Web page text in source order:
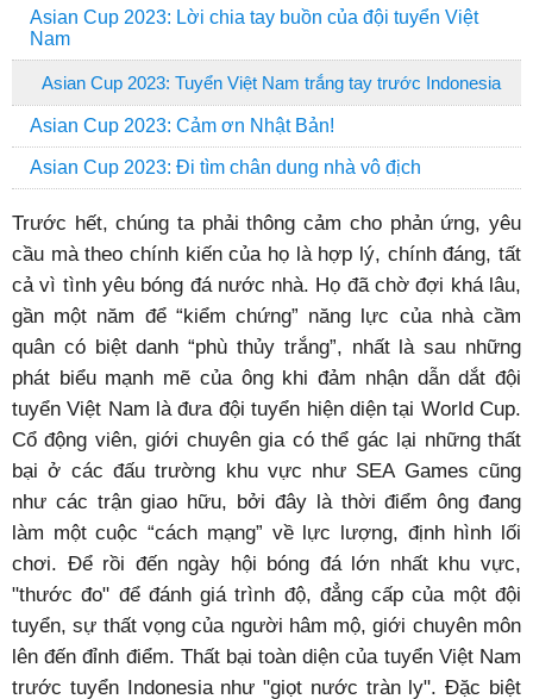
Asian Cup 2023: Lời chia tay buồn của đội tuyển Việt
Nam
Asian Cup 2023: Tuyển Việt Nam trắng tay trước Indonesia
Asian Cup 2023: Cảm ơn Nhật Bản!
Asian Cup 2023: Đi tìm chân dung nhà vô địch
Trước hết, chúng ta phải thông cảm cho phản ứng, yêu
cầu mà theo chính kiến của họ là hợp lý, chính đáng, tất
cả vì tình yêu bóng đá nước nhà. Họ đã chờ đợi khá lâu,
gần một năm để “kiểm chứng” năng lực của nhà cầm
quân có biệt danh “phù thủy trắng”, nhất là sau những
phát biểu mạnh mẽ của ông khi đảm nhận dẫn dắt đội
tuyển Việt Nam là đưa đội tuyển hiện diện tại World Cup.
Cổ động viên, giới chuyên gia có thể gác lại những thất
bại ở các đấu trường khu vực như SEA Games cũng
như các trận giao hữu, bởi đây là thời điểm ông đang
làm một cuộc “cách mạng” về lực lượng, định hình lối
chơi. Để rồi đến ngày hội bóng đá lớn nhất khu vực,
"thước đo" để đánh giá trình độ, đẳng cấp của một đội
tuyển, sự thất vọng của người hâm mộ, giới chuyên môn
lên đến đỉnh điểm. Thất bại toàn diện của tuyển Việt Nam
trước tuyển Indonesia như "giọt nước tràn ly". Đặc biệt